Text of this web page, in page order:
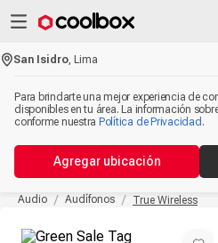
San Isidro ,Lima
Para brindarte una mejor experiencia de
disponibles en tu área. La información
conforme nuestra Política de Privacidad .
Agregar ubicación
Audio Audífonos True Wireless